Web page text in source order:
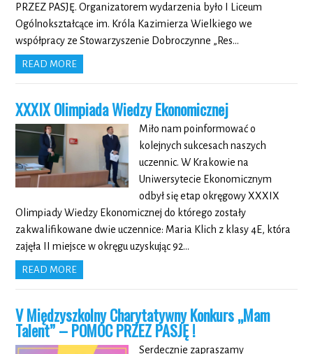
PRZEZ PASJĘ. Organizatorem wydarzenia było I Liceum
Ogólnokształcące im. Króla Kazimierza Wielkiego we
współpracy ze Stowarzyszenie Dobroczynne „Res…
READ MORE
XXXIX Olimpiada Wiedzy Ekonomicznej
Miło nam poinformować o
kolejnych sukcesach naszych
uczennic. W Krakowie na
Uniwersytecie Ekonomicznym
odbył się etap okręgowy XXXIX
Olimpiady Wiedzy Ekonomicznej do którego zostały
zakwalifikowane dwie uczennice: Maria Klich z klasy 4E, która
zajęła II miejsce w okręgu uzyskując 92…
READ MORE
V Międzyszkolny Charytatywny Konkurs „Mam
Talent” – POMOC PRZEZ PASJĘ !
Serdecznie zapraszamy